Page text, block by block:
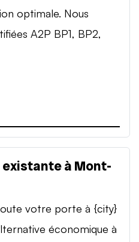
optimale. Nous
A2P BP1, BP2,
à Mont-
votre porte à {city}
économique à